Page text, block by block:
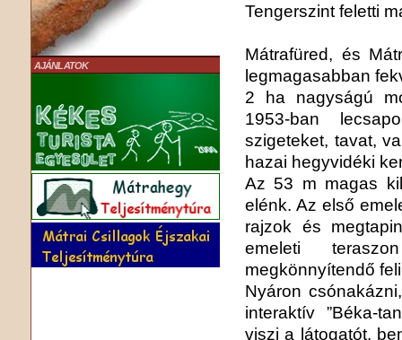
AJÁNLATOK
Tengerszint feletti
Mátrafüred, és
legmagasabban
2 ha nagyságú
1953-ban
szigeteket, tavat,
hazai hegyvidéki
Az 53 m magas
elénk. Az első
rajzok és
emeleti
megkönnyítendő
Nyáron
interaktív ”Béka-
viszi a látogatót,